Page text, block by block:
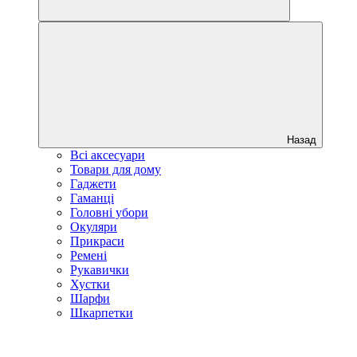
Назад
Всі аксесуари
Товари для дому
Гаджети
Гаманці
Головні убори
Окуляри
Прикраси
Ремені
Рукавички
Хустки
Шарфи
Шкарпетки